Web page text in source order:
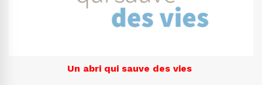
Un abri qui sauve des vies